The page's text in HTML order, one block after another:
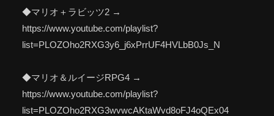
◆マリオ＋ラビッツ2 →
https://www.youtube.com/playlist?
list=PLOZOho2RXG3y6_j6xPrrUF4HVLbB0Js_N
◆マリオ＆ルイージRPG4 →
https://www.youtube.com/playlist?
list=PLOZOho2RXG3wvwcAKtaWvd8oFJ4oQEx04